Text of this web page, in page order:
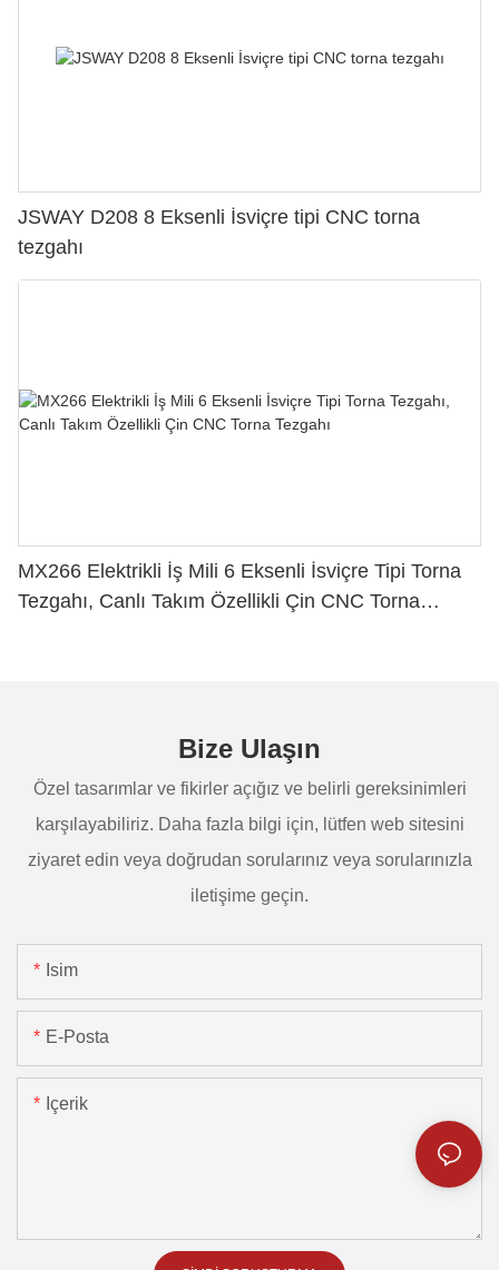
JSWAY D208 8 Eksenli İsviçre tipi CNC torna
tezgahı
MX266 Elektrikli İş Mili 6 Eksenli İsviçre Tipi Torna
Tezgahı, Canlı Takım Özellikli Çin CNC Torna
Bize Ulaşın
Özel tasarımlar ve fikirler açığız ve belirli gereksinimleri
karşılayabiliriz. Daha fazla bilgi için, lütfen web sitesini
ziyaret edin veya doğrudan sorularınız veya sorularınızla
iletişime geçin.
Isim
E-Posta
Içerik